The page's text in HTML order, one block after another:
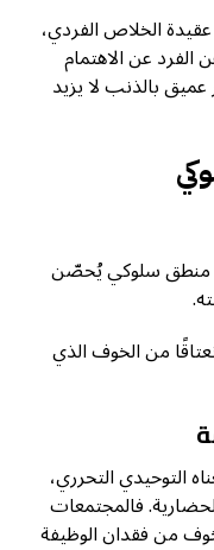
الخلاص الفردي،
الفرد عن الاهتمام
بالذنب لا يزيد
منطق سلوكي يُحصّن
من الخوف الذي
التوحيدي التحرري،
فالمجتمعات
من فقدان الوظيفة